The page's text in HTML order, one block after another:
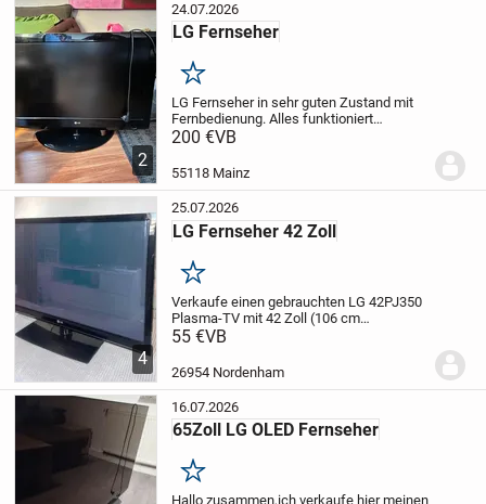
2
24.07.2026
LG Fernseher
Merken
LG Fernseher in sehr guten Zustand mit
Fernbedienung. Alles funktioniert
einwandfrei.
200 €VB
55118 Mainz
4
25.07.2026
LG Fernseher 42 Zoll
Merken
Verkaufe einen gebrauchten LG 42PJ350
Plasma-TV mit 42 Zoll (106 cm
Bildschirmdiagonale).
zwei Monaten genutzt. Aufgrund einer
Neuanschaffun...
55 €VB
26954 Nordenham
16.07.2026
65Zoll LG OLED Fernseher
Merken
Hallo zusammen,ich verkaufe hier meinen